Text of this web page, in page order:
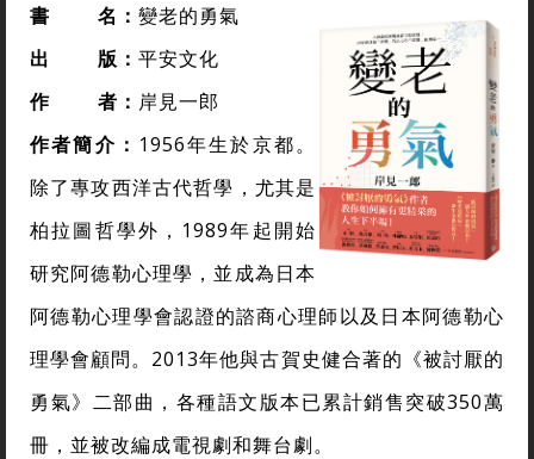
書 名： 變老的勇氣
出
版： 平安文化
作
者： 岸見一郎
作者簡介： 1956年生於京都。
除了專攻西洋古代哲學，尤其是
柏拉圖哲學外，1989年起開始
研究阿德勒心理學，並成為日本
阿德勒心理學會認證的諮商心理師以及日本阿德勒心
理學會顧問。2013年他與古賀史健合著的《被討厭的
勇氣》二部曲，各種語文版本已累計銷售突破350萬
冊，並被改編成電視劇和舞台劇。